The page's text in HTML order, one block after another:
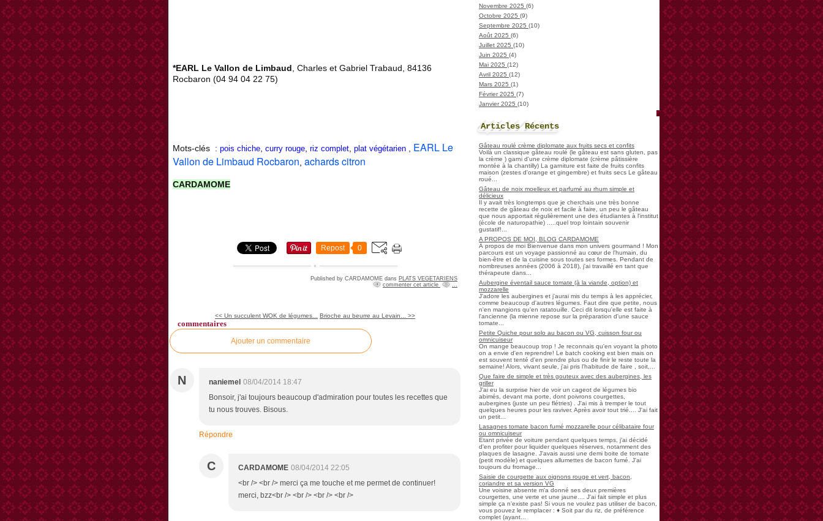
*EARL Le Vallon de Limbaud , Charles et Gabriel Trabaud, 84136
Rocbaron (04 94 04 22 75)
Mots-clés : pois chiche curry rouge riz complet plat végétarien
EARL Le
Vallon de Limbaud Rocbaron achards citron
CARDAMOME
Repost 0
Published by CARDAMOME dans PLATS VEGETARIENS
commenter cet article
…
<< Un succulent WOK de légumes... Brioche au beurre au Levain... >>
commentaires
Ajouter un commentaire
N naniemel 08/04/2014 18:47
Bonsoir, j'ai toujours beaucoup d'admiration pour toutes les recettes que
tu nous trouves. Bisous.
Répondre
C CARDAMOME 08/04/2014 22:05
<br /> <br /> merci ça me touche et me permet de continuer!
merci, bzz<br /> <br /> <br /> <br />
Novembre 2025 (6)
Octobre 2025 (9)
Septembre 2025 (10)
Août 2025 (6)
Juillet 2025 (10)
Juin 2025 (4)
Mai 2025 (12)
Avril 2025 (12)
Mars 2025 (1)
Février 2025 (7)
Janvier 2025 (10)
Articles Récents
Gâteau roulé crème diplomate aux fruits secs et confits
Voilà un classique gâteau roulé (le gâteau est sans gluten, pas
la crème ) garni d'une crème diplomate (crème pâtissière
montée à la chantilly) La garniture est faite de fruits confits
maison (zestes d'orange et gingembre) et fruits secs Le gâteau
roué...
Gâteau de noix moelleux et parfumé au rhum simple et
délicieux
Il y avait très longtemps que je cherchais une très bonne
recette de gâteau de noix et facile à faire, un peu le gâteau
que nous apportait régulièrement une des étudiantes à l'institut
(école de naturopathie) .....quel trop lointain souvenir
gustatif!...
A PROPOS DE MOI, BLOG CARDAMOME
À propos de moi Bienvenue dans mon univers gourmand ! Mon
parcours est un voyage passionné au cœur de l'humain, du
bien-être et de la cuisine sous toutes ses formes. Pendant de
nombreuses années (2006 à 2018), j'ai travaillé en tant que
thérapeute dans...
Aubergine éventail sauce tomate (à la viande, option) et
mozzarelle
J'adore les aubergines et j'aurai mis du temps à les apprécier,
comme beaucoup d'autres légumes. Faut dire que petite, nous
n'en mangions qu'en ratatouille. Ceci dit lorsqu'elle est faite à
l'ancienne (la mienne repose sur la préparation d'une sauce
tomate...
Petite Quiche pour solo au bacon ou VG, cuisson four ou
omnicuiseur
On mange beaucoup trop ! Je reconnais qu'en voyant la photo
on a envie d'en reprendre! Le batch cooking est bien mais on
est souvent tenté d'en prendre plus ou de finir le reste toute la
semaine! Alors, vivant seule, j'ai pris l'habitude de faire , soit,...
Que faire de simple et très gouteux avec des aubergines, les
griller
J'ai eu la surprise hier de voir un cageot de légumes bio
abimés, devant ma porte, dont poivrons courgettes,
aubergines (juste un peu flétries) . J'ai mis à tremper le tout
quelques heures pour les raviver. Après avoir tout trié.... J'ai fait
un petit...
Lasagnes tomate bacon fumé mozzarelle pour célibataire four
ou omnicuiseur
Etant privée de voiture pendant quelques temps, j'ai décidé
d'en profiter pour liquider quelques réserves, notamment des
plaques de lasagne. J'avais aussi une demi boite de tomate
(petit modèle) et quelques allumettes de bacon fumé. J'ai
toujours du fromage...
Saisie de courgette aux oignons rouge et vert, bacon,
coriandre et sa version VG
Une voisine absente m'a donné ses deux premières
courgettes, une verte et une jaune.... J'ai fait simple et plus
simple ça n'existe pas! Si vous ne voulez pas utiliser de bacon,
vous pouvez le remplacer : ♦ Soit par du riz, de préférence
complet (ayant...